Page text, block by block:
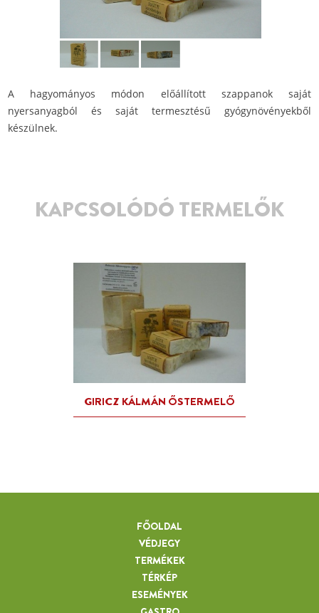
A hagyományos módon előállított szappanok saját
nyersanyagból és saját termesztésű gyógynövényekből
készülnek.
KAPCSOLÓDÓ TERMELŐK
FŐOLDAL
VÉDJEGY
TERMÉKEK
TÉRKÉP
ESEMÉNYEK